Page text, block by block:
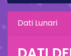
Dati Lunari